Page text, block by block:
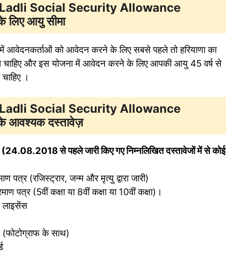
Social Security Allowance
लिएआयु सीमा
आवेदनकर्ताओं को आवेदन करने के लिए सबसे पहले तो हरियाणा का
चाहिए और इस योजना में आवेदन करने के लिए आपकी आयु 45 वर्ष से
।
Social Security Allowance
आवश्यकदस्तावेज़
से पहले जारी किए गए निम्नलिखित दस्तावेजों में से कोई
पत्र (रजिस्ट्रार, जन्म और मृत्यु द्वारा जारी)
पत्र (5वीं कक्षा या 8वीं कक्षा या 10वीं कक्षा)।
लाइसेंस
(फोटोग्राफ के साथ)